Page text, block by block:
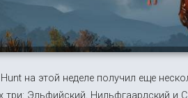
на этой неделе получил еще
три: Эльфийский, Нильфгаардский и